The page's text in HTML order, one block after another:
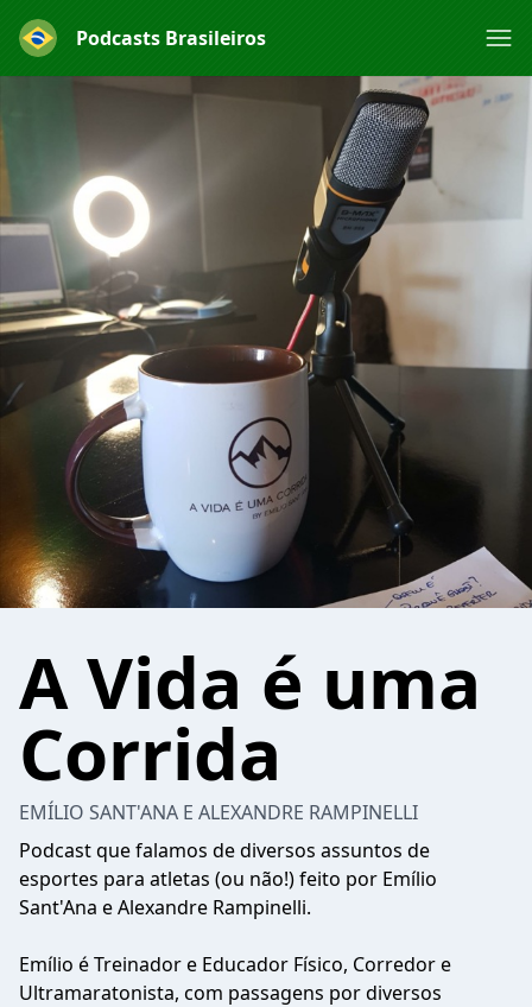
Podcasts Brasileiros
A Vida é uma
Corrida
EMÍLIO SANT'ANA E ALEXANDRE RAMPINELLI
Podcast que falamos de diversos assuntos de
esportes para atletas (ou não!) feito por Emílio
Sant'Ana e Alexandre Rampinelli.
Emílio é Treinador e Educador Físico, Corredor e
Ultramaratonista, com passagens por diversos